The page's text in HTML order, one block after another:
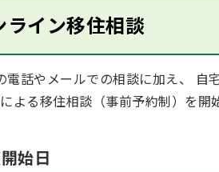
ライン移住相談
電話やメールでの相談に加え、 自
よる移住相談（事前予約制）を開
始日